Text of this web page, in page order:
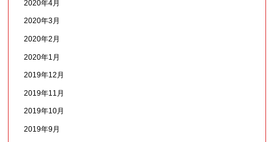
2020年4月
2020年3月
2020年2月
2020年1月
2019年12月
2019年11月
2019年10月
2019年9月